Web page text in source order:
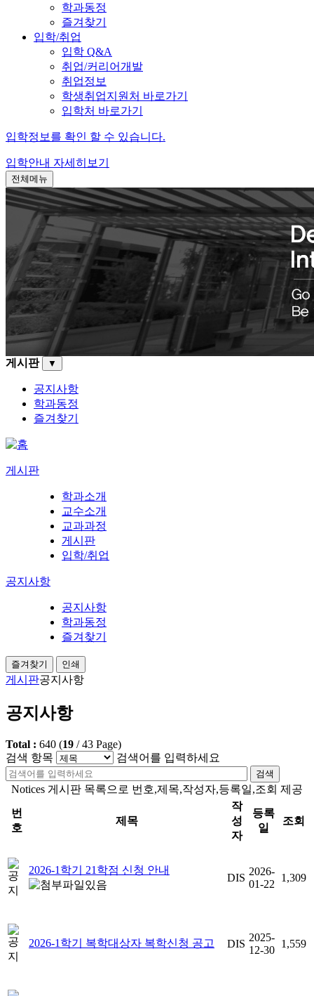
학과동정
즐겨찾기
입학/취업
입학 Q&A
취업/커리어개발
취업정보
학생취업지원처 바로가기
입학처 바로가기
입학정보를 확인 할 수 있습니다.
입학안내 자세히보기
전체메뉴
게시판 ▼
공지사항
학과동정
즐겨찾기
게시판
학과소개
교수소개
교과과정
게시판
입학/취업
공지사항
공지사항
학과동정
즐겨찾기
즐겨찾기 인쇄
게시판공지사항
공지사항
Total : 640 (19 /43 Page)
검색 항목
검색어를 입력하세요
검색
Notices 게시판 목록으로 번호,제목,작성자,등록일,조회 제공
번
호
제목
작
성
자
등록
일
조회
2026-1학기 21학점 신청 안내
DIS
2026-
01-22
1,309
2026-1학기 복학대상자 복학신청 공고 DIS
2025-
12-30
1,559